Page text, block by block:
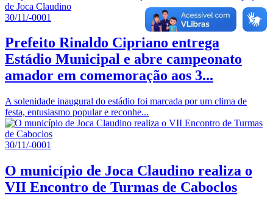
30/11/-0001
Prefeito Rinaldo Cipriano entrega
Estádio Municipal e abre campeonato
amador em comemoração aos 3...
A solenidade inaugural do estádio foi marcada por um clima de
festa, entusiasmo popular e reconhe...
30/11/-0001
O município de Joca Claudino realiza o
VII Encontro de Turmas de Caboclos